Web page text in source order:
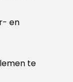
en
te